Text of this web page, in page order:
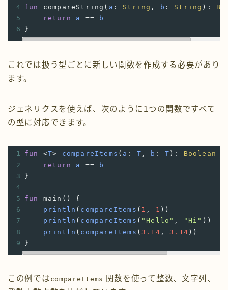
4
fun compareString ( a : String , b : String ):
5
return a ==
b
6
}
これでは扱う型ごとに新しい関数を作成する必要があり
ます。
ジェネリクスを使えば、次のように1つの関数ですべて
の型に対応できます。
1 fun <T> compareItems ( a : T , b : T ): Boolean
2
return a ==
b
3
}
4
5
fun main () {
6
println ( compareItems ( 1 , 1 ))
7
println ( compareItems ( "Hello" , "Hi" ))
8
println ( compareItems ( 3.14 , 3.14 ))
9
}
この例では compareItems 関数を使って整数、文字列、